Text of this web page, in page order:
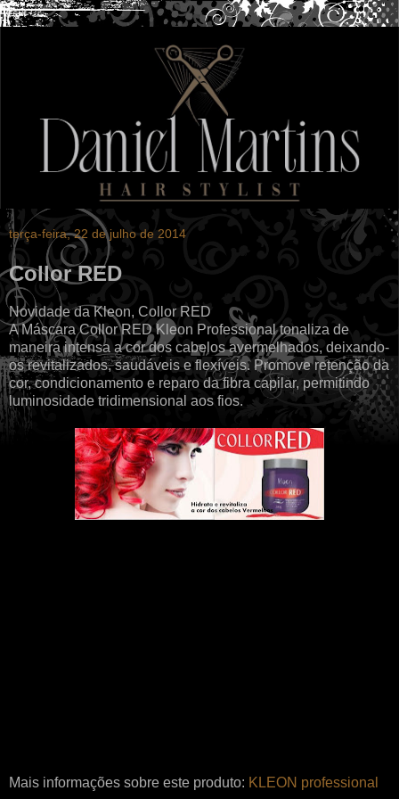
terça-feira, 22 de julho de 2014
Collor RED
Novidade da Kleon, Collor RED
A Máscara Collor RED Kleon Professional tonaliza de
maneira intensa a cor dos cabelos avermelhados, deixando-
os revitalizados, saudáveis e flexíveis. Promove retenção da
cor, condicionamento e reparo da fibra capilar, permitindo
luminosidade tridimensional aos fios.
Mais informações sobre este produto: KLEON professional